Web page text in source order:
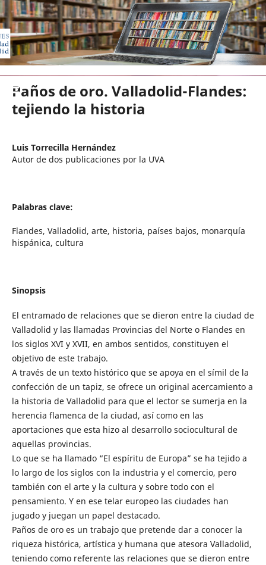
EDICIONES UNIVERSIDAD DE
Paños de oro. Valladolid-Flandes:
tejiendo la historia
Luis Torrecilla Hernández
Autor de dos publicaciones por la UVA
Palabras clave:
Flandes, Valladolid, arte, historia, países bajos, monarquía
hispánica, cultura
Sinopsis
El entramado de relaciones que se dieron entre la ciudad de
Valladolid y las llamadas Provincias del Norte o Flandes en
los siglos XVI y XVII, en ambos sentidos, constituyen el
objetivo de este trabajo.
A través de un texto histórico que se apoya en el símil de la
confección de un tapiz, se ofrece un original acercamiento a
la historia de Valladolid para que el lector se sumerja en la
herencia flamenca de la ciudad, así como en las
aportaciones que esta hizo al desarrollo sociocultural de
aquellas provincias.
Lo que se ha llamado “El espíritu de Europa” se ha tejido a
lo largo de los siglos con la industria y el comercio, pero
también con el arte y la cultura y sobre todo con el
pensamiento. Y en ese telar europeo las ciudades han
jugado y juegan un papel destacado.
Paños de oro es un trabajo que pretende dar a conocer la
riqueza histórica, artística y humana que atesora Valladolid,
teniendo como referente las relaciones que se dieron entre